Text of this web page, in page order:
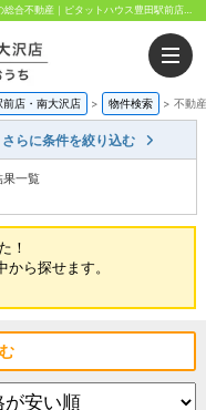
東京都 日野市日野本町 カースペース2台 ｜日野市、八王子市の総合不動産｜ピタットハウス豊田駅前店・南大沢店｜株式会社みんなのおうち
前店・南大沢店 > 物件検索 > 不動
さらに条件を絞り込む
一覧
！
から探せます。